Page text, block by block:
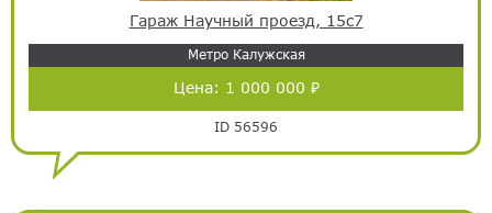
Гараж Научный проезд, 15с7
Метро Калужская
Цена: 1 000 000 ₽
ID 56596